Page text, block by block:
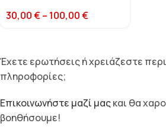
30,00€ – 100,00€
Έχετε ερωτήσεις ή χρειάζεστε
πληροφορίες;
Επικοινωνήστε μαζί μαςκαι θα
βοηθήσουμε!